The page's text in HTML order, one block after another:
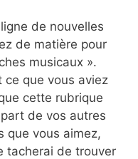
de nouvelles
de matière pour
musicaux ».
ce que vous aviez
cette rubrique
de vos autres
que vous aimez,
tacherai de trouver